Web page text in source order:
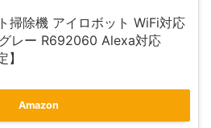
掃除機 アイロボット WiFi対応
レー R692060 Alexa対応
Amazon